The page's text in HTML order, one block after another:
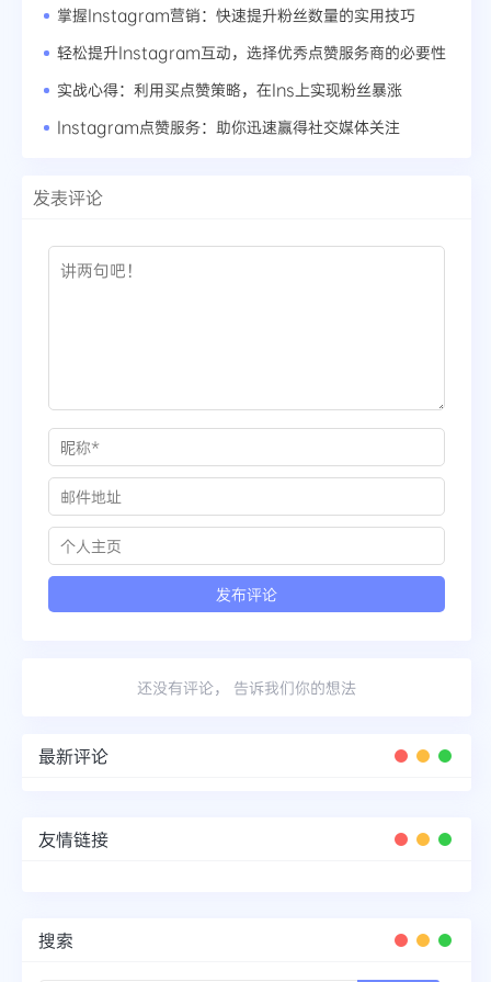
掌握Instagram营销：快速提升粉丝数量的实用技巧
轻松提升Instagram互动，选择优秀点赞服务商的必要性
实战心得：利用买点赞策略，在Ins上实现粉丝暴涨
Instagram点赞服务：助你迅速赢得社交媒体关注
发表评论
还没有评论， 告诉我们你的想法
最新评论
友情链接
搜索